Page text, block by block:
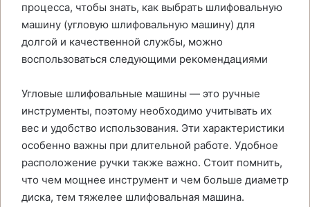
процесса, чтобы знать, как выбрать шлифовальную
машину (угловую шлифовальную машину) для
долгой и качественной службы, можно
воспользоваться следующими рекомендациями
Угловые шлифовальные машины — это ручные
инструменты, поэтому необходимо учитывать их
вес и удобство использования. Эти характеристики
особенно важны при длительной работе. Удобное
расположение ручки также важно. Стоит помнить,
что чем мощнее инструмент и чем больше диаметр
диска, тем тяжелее шлифовальная машина.